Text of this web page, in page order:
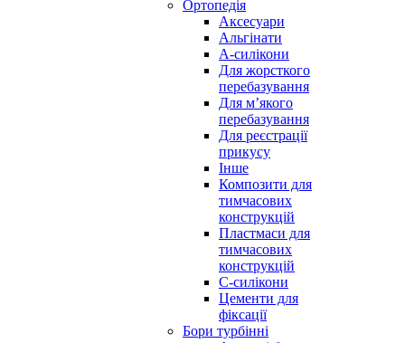
Ортопедія
Аксесуари
Альгінати
А-силікони
Для жорсткого
перебазування
Для м’якого
перебазування
Для реєстрації
прикусу
Інше
Композити для
тимчасових
конструкцій
Пластмаси для
тимчасових
конструкцій
С-силікони
Цементи для
фіксації
Бори турбінні